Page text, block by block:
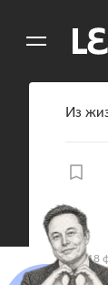
Из
18